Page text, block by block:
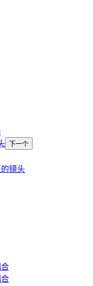
下一个
镜头